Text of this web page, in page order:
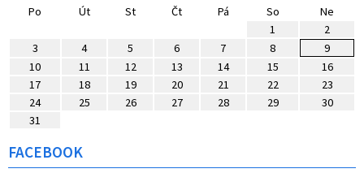
Po
Út St Čt Pá So
Ne
1
2
3
4 5 6 7 8
9
10
11 12 13 14 15
16
17
18 19 20 21 22
23
24
25 26 27 28 29
30
31
FACEBOOK